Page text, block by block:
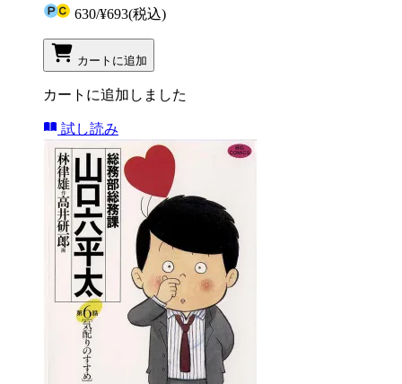
630/¥693(税込)
カートに追加
カートに追加しました
試し読み